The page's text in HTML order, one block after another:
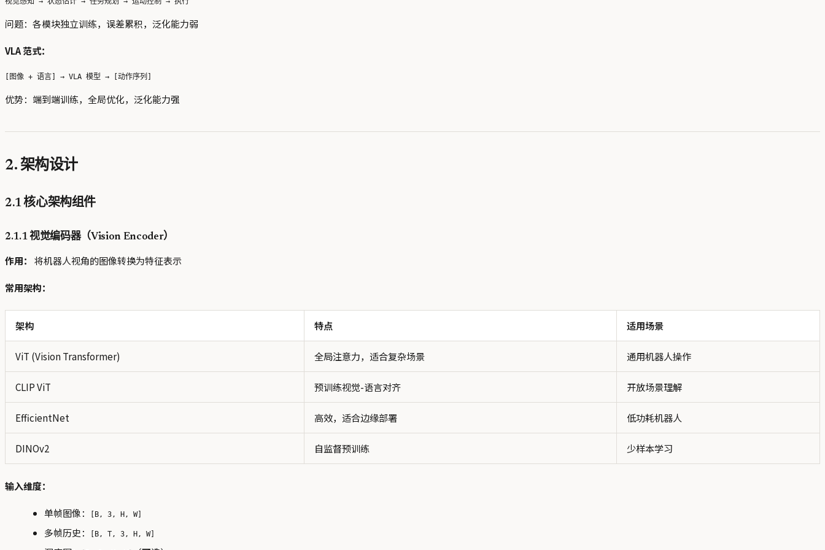
问题：各模块独立训练，误差累积，泛化能力弱
VLA 范式：
优势：端到端训练，全局优化，泛化能力强
2. 架构设计
2.1 核心架构组件
2.1.1 视觉编码器（Vision Encoder）
作用： 将机器人视角的图像转换为特征表示
常用架构：
架构 特点 适用场景
ViT (Vision Transformer) 全局注意力，适合复杂场景 通用机器人操作
CLIP ViT 预训练视觉-语言对齐 开放场景理解
EfficientNet 高效，适合边缘部署 低功耗机器人
DINOv2 自监督预训练 少样本学习
输入维度：
单帧图像： [B, 3, H, W]
多帧历史： [B, T, 3, H, W]